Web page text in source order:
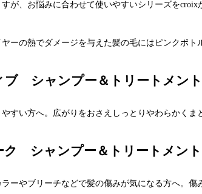
が、お悩みに合わせて使いやすいシリーズをcroix
ーの熱でダメージを与えた髪の毛にはピンクボト
ブ シャンプー＆トリートメン
すい方へ。広がりをおさえしっとりやわらかくま
ク シャンプー＆トリートメン
ーやブリーチなどで髪の傷みが気になる方へ。傷